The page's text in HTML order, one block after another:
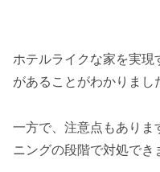
ホテルライクな家を実現
があることがわかりまし
一方で、注意点もありま
ニングの段階で対処でき